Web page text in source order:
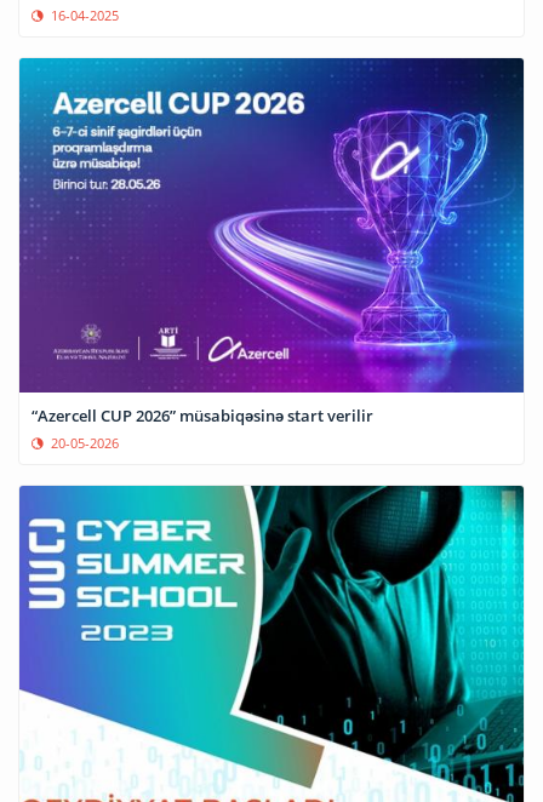
16-04-2025
“Azercell CUP 2026” müsabiqəsinə start verilir
20-05-2026